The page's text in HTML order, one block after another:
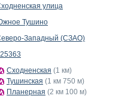
улица
Тушино
Западный (СЗАО)
Сходненская (1 км)
Тушинская (1 км 750 м)
Планерная (2 км 100 м)